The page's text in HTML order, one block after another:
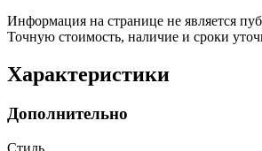
Информация на странице не является
Точную стоимость, наличие и сроки
Характеристики
Дополнительно
Стиль